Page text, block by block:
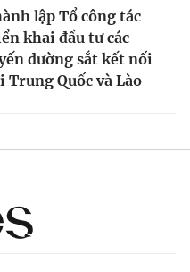
lập Tổ công tác
khai đầu tư các
đường sắt kết nối
Trung Quốc và Lào